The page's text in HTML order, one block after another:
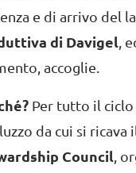
e di arrivo del
di Davigel,
accoglie.
Per tutto il
da cui si
Council,